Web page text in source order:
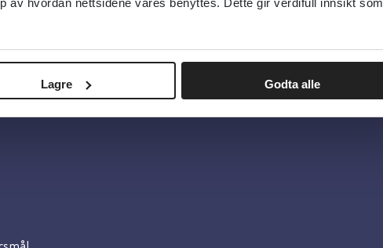
av hvordan nettsidene våres benyttes. Dette gir verdifull innsikt som
Lagre Godta alle